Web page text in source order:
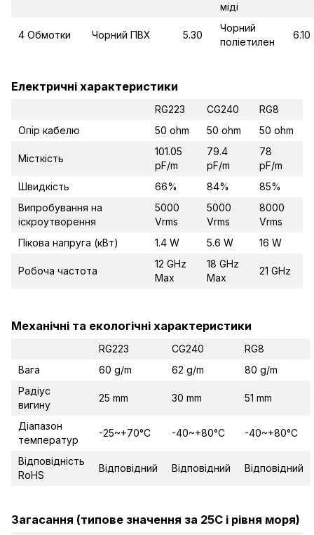
міді
4 Обмотки Чорний ПВХ 5.30
Чорний
поліетилен
6.10
Електричні характеристики
RG223 CG240
RG8
Опір кабелю
50 ohm 50 ohm 50 ohm
Місткість
101.05
pF/m
79.4
pF/m
78
pF/m
Швидкість
66% 84%
85%
Випробування на
іскроутворення
5000
Vrms
5000
Vrms
8000
Vrms
Пікова напруга (кВт)
1.4 W 5.6 W 16 W
Робоча частота
12 GHz
Max
18 GHz
Max
21 GHz
Механічні та екологічні характеристики
RG223 CG240
RG8
Вага
60 g/m 62 g/m
80 g/m
Радіус
вигину
25 mm 30 mm 51 mm
Діапазон
температур
-25~+70°C -40~+80°C -40~+80°C
Відповідність
RoHS
Відповідний Відповідний Відповідний
Загасання (типове значення за 25C і рівня моря)